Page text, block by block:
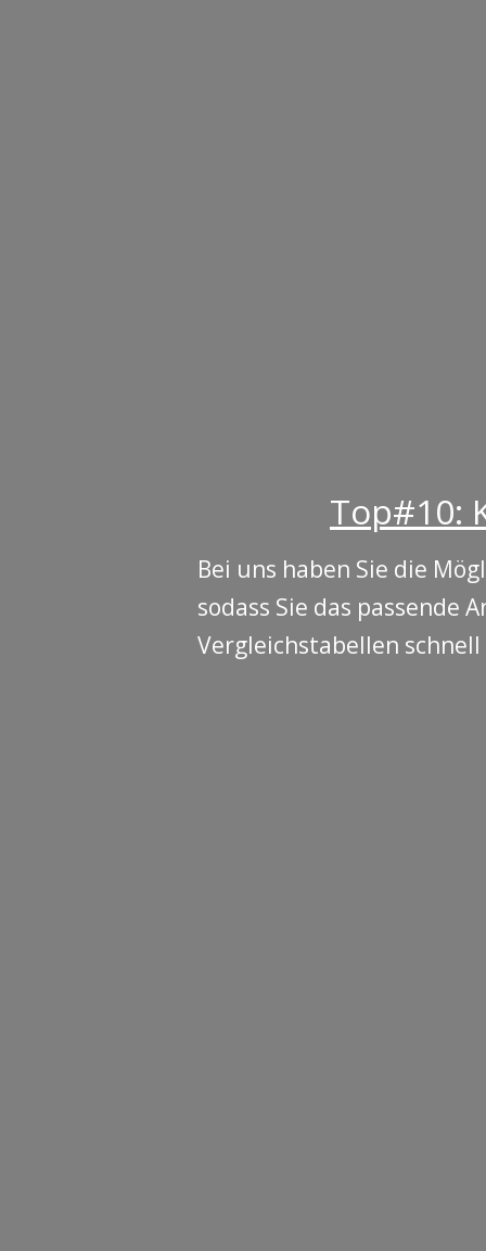
Top#10:
Bei uns haben Sie die
sodass Sie das passende
Vergleichstabellen